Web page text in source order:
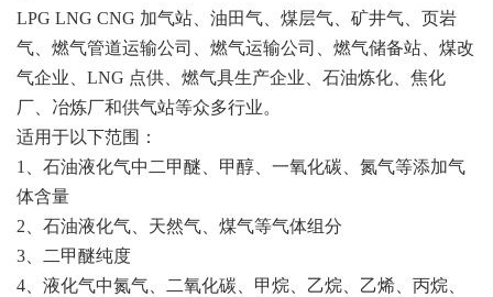
LPG LNG CNG 加气站、油田气、煤层气、矿井气、页岩
气、燃气管道运输公司、燃气运输公司、燃气储备站、煤改
气企业、LNG 点供、燃气具生产企业、石油炼化、焦化
厂、冶炼厂和供气站等众多行业。
适用于以下范围：
1、石油液化气中二甲醚、甲醇、一氧化碳、氮气等添加气
体含量
2、石油液化气、天然气、煤气等气体组分
3、二甲醚纯度
4、液化气中氮气、二氧化碳、甲烷、乙烷、乙烯、丙烷、